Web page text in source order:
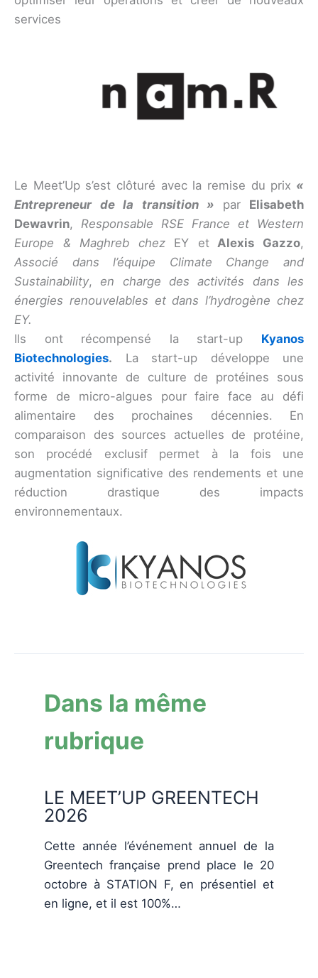
services
Le Meet’Up s’est clôturé avec la remise du prix «
Entrepreneur de la transition » par Elisabeth
Dewavrin, Responsable RSE France et Western
Europe & Maghreb chezEY etAlexis Gazzo,
Associé dans l’équipe Climate Change and
Sustainability, en charge des activités dans les
énergies renouvelables et dans l’hydrogène chez
EY.
Ils ont récompensé la start-up Kyanos
Biotechnologies. La start-up développe une
activité innovante de culture de protéines sous
forme de micro-algues pour faire face au défi
alimentaire des prochaines décennies. En
comparaison des sources actuelles de protéine,
son procédé exclusif permet à la fois une
augmentation significative des rendements et une
réduction drastique des impacts
environnementaux.
Dans la même
rubrique
LE MEET’UP GREENTECH
2026
Cette année l’événement annuel de la
Greentech française prend place le 20
octobre à STATION F, en présentiel et
en ligne, et il est 100%…